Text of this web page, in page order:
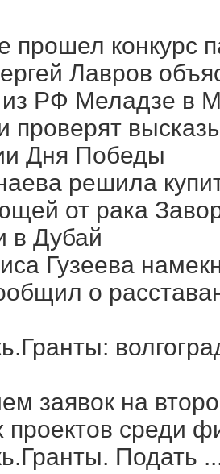
прошел конкурс
Лавров
РФ Меладзе в
проверят
Дня Победы
решила
от рака
в Дубай
Гузеева
о
заявок на
среди
Подать